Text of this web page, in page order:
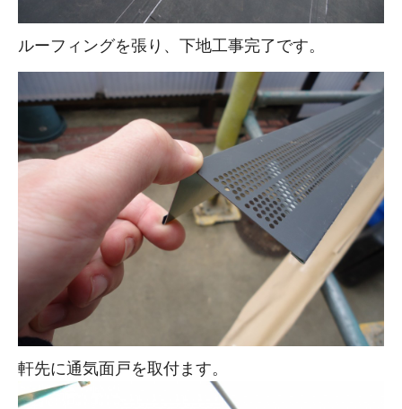
ルーフィングを張り、下地工事完了です。
軒先に通気面戸を取付ます。